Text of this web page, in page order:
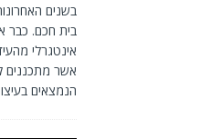
בשנים
בית חכם. כבר
אינטגרלי
אשר מתכננים
הנמצאים